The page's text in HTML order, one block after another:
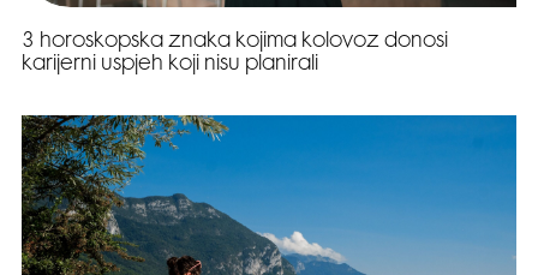
3 horoskopska znaka kojima kolovoz donosi
karijerni uspjeh koji nisu planirali